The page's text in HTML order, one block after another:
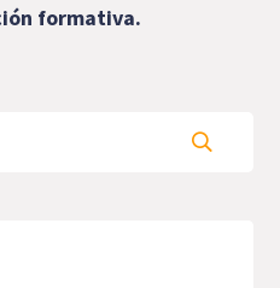
formativa.